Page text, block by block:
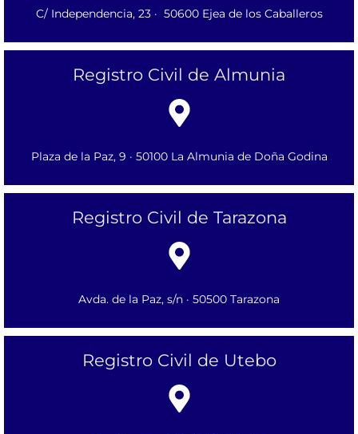
C/ Independencia, 23 · 50600 Ejea de los Caballeros
Registro Civil de Almunia
Plaza de la Paz, 9 · 50100 La Almunia de Doña Godina
Registro Civil de Tarazona
Avda. de la Paz, s/n · 50500 Tarazona
Registro Civil de Utebo